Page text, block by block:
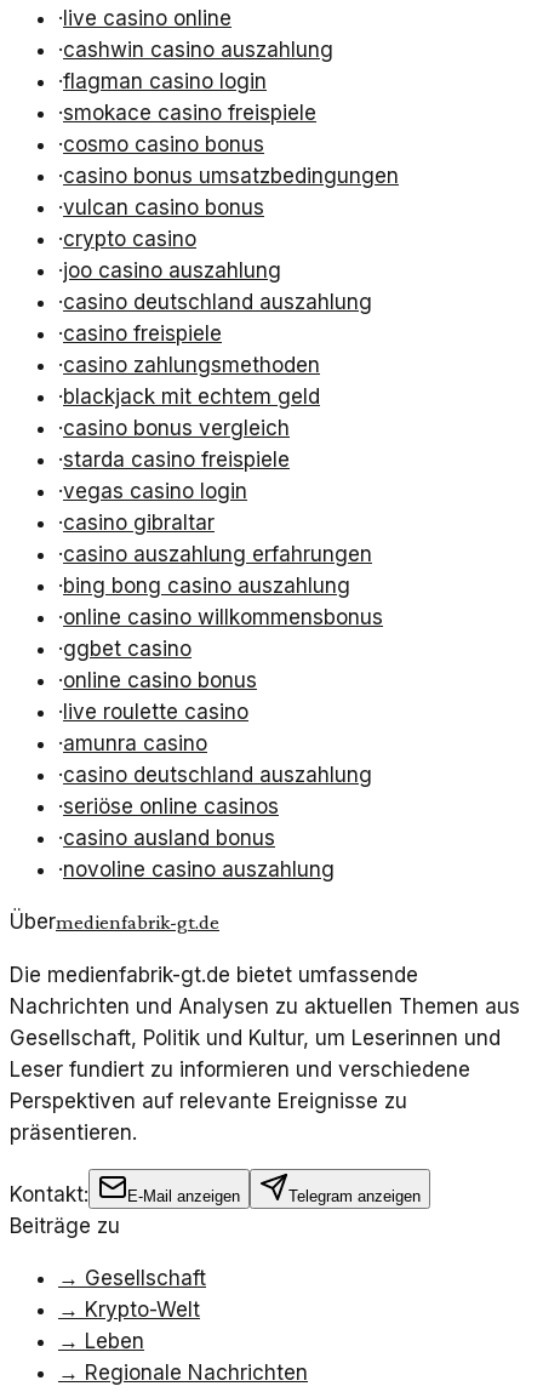
·live casino online
·cashwin casino auszahlung
·flagman casino login
·smokace casino freispiele
·cosmo casino bonus
·casino bonus umsatzbedingungen
·vulcan casino bonus
·crypto casino
·joo casino auszahlung
·casino deutschland auszahlung
·casino freispiele
·casino zahlungsmethoden
·blackjack mit echtem geld
·casino bonus vergleich
·starda casino freispiele
·vegas casino login
·casino gibraltar
·casino auszahlung erfahrungen
·bing bong casino auszahlung
·online casino willkommensbonus
·ggbet casino
·online casino bonus
·live roulette casino
·amunra casino
·casino deutschland auszahlung
·seriöse online casinos
·casino ausland bonus
·novoline casino auszahlung
Übermedienfabrik-gt.de
Die medienfabrik-gt.de bietet umfassende
Nachrichten und Analysen zu aktuellen Themen aus
Gesellschaft, Politik und Kultur, um Leserinnen und
Leser fundiert zu informieren und verschiedene
Perspektiven auf relevante Ereignisse zu
präsentieren.
Kontakt: E-Mail anzeigen Telegram anzeigen
Beiträge zu
→ Gesellschaft
→ Krypto-Welt
→ Leben
→ Regionale Nachrichten